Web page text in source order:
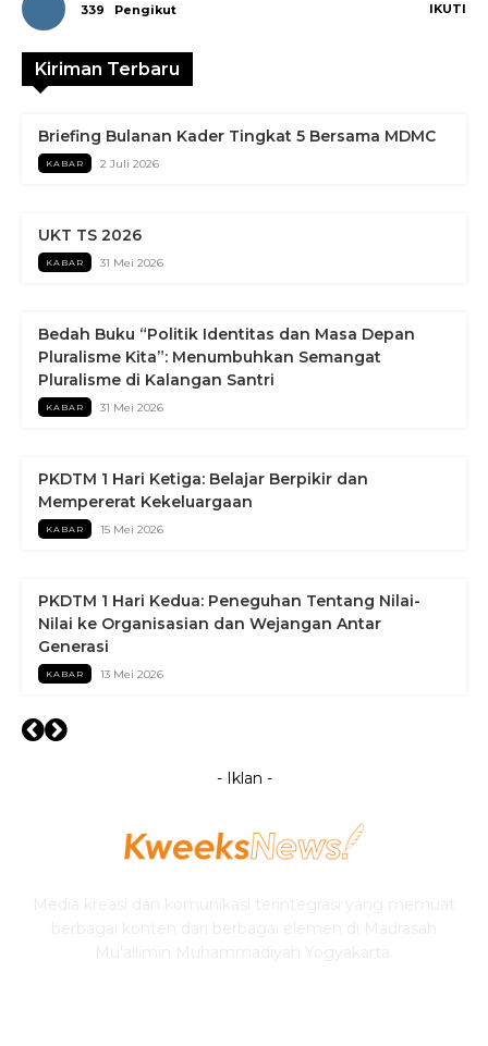
339 Pengikut IKUTI
Kiriman Terbaru
Briefing Bulanan Kader Tingkat 5 Bersama MDMC
KABAR 2 Juli 2026
UKT TS 2026
KABAR 31 Mei 2026
Bedah Buku “Politik Identitas dan Masa Depan
Pluralisme Kita”: Menumbuhkan Semangat
Pluralisme di Kalangan Santri
KABAR 31 Mei 2026
PKDTM 1 Hari Ketiga: Belajar Berpikir dan
Mempererat Kekeluargaan
KABAR 15 Mei 2026
PKDTM 1 Hari Kedua: Peneguhan Tentang Nilai-
Nilai ke Organisasian dan Wejangan Antar
Generasi
KABAR 13 Mei 2026
- Iklan -